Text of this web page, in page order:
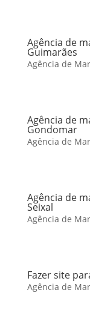
Agência de
Guimarães
Agência de
Agência de
Gondomar
Agência de
Agência de
Seixal
Agência de
Fazer site
Agência de